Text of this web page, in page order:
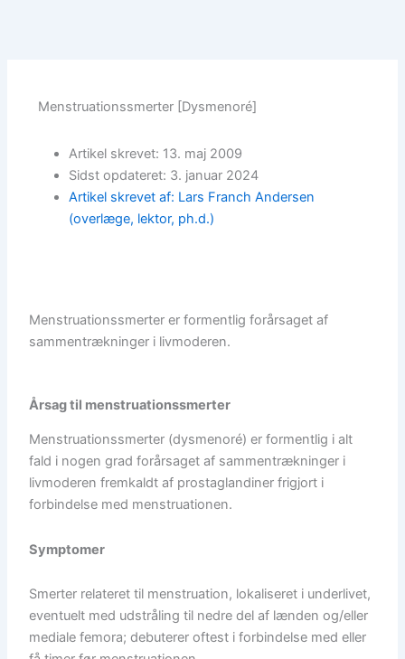
Menstruationssmerter [Dysmenoré]
Artikel skrevet: 13. maj 2009
Sidst opdateret: 3. januar 2024
Artikel skrevet af: Lars Franch Andersen
(overlæge, lektor, ph.d.)
Menstruationssmerter er formentlig forårsaget af
sammentrækninger i livmoderen.
Årsag til menstruationssmerter
Menstruationssmerter (dysmenoré) er formentlig i alt
fald i nogen grad forårsaget af sammentrækninger i
livmoderen fremkaldt af prostaglandiner frigjort i
forbindelse med menstruationen.
Symptomer
Smerter relateret til menstruation, lokaliseret i underlivet,
eventuelt med udstråling til nedre del af lænden og/eller
mediale femora; debuterer oftest i forbindelse med eller